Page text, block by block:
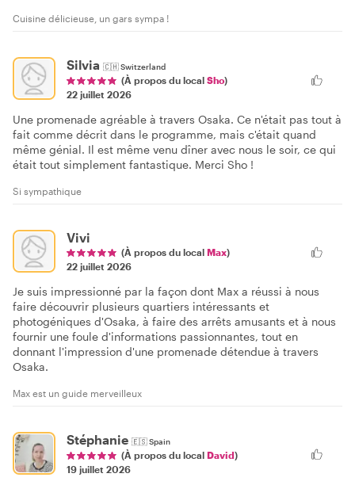
Cuisine délicieuse, un gars sympa !
Silvia 🇨🇭Switzerland
(À propos du local Sho)
22 juillet 2026
Une promenade agréable à travers Osaka. Ce n'était pas tout à
fait comme décrit dans le programme, mais c'était quand
même génial. Il est même venu dîner avec nous le soir, ce qui
était tout simplement fantastique. Merci Sho !
Si sympathique
Vivi
(À propos du local Max)
22 juillet 2026
Je suis impressionné par la façon dont Max a réussi à nous
faire découvrir plusieurs quartiers intéressants et
photogéniques d'Osaka, à faire des arrêts amusants et à nous
fournir une foule d'informations passionnantes, tout en
donnant l'impression d'une promenade détendue à travers
Osaka.
Max est un guide merveilleux
Stéphanie 🇪🇸Spain
(À propos du local David)
19 juillet 2026